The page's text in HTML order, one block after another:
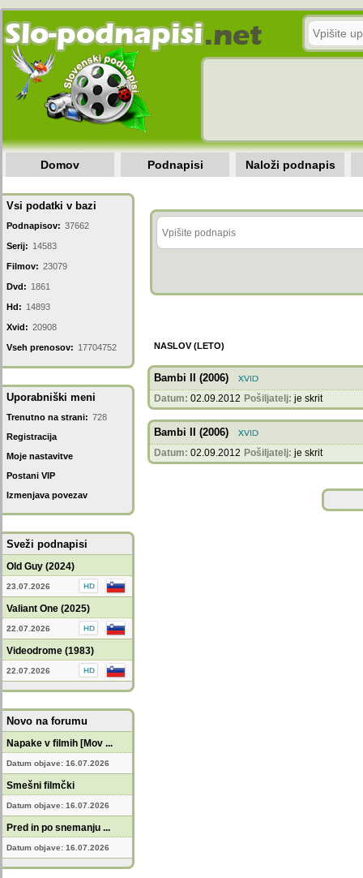
Domov Podnapisi Naloži podnapis
Vsi podatki v bazi
Podnapisov: 37662
Serij: 14583
Filmov: 23079
Dvd: 1861
Hd: 14893
Xvid: 20908
Vseh prenosov: 17704752
Uporabniški meni
Trenutno na strani: 728
Registracija
Moje nastavitve
Postani VIP
Izmenjava povezav
Sveži podnapisi
Old Guy (2024)
23.07.2026
Valiant One (2025)
22.07.2026
Videodrome (1983)
22.07.2026
Novo na forumu
Napake v filmih [Mov ...
Datum objave: 16.07.2026
Smešni filmčki
Datum objave: 16.07.2026
Pred in po snemanju ...
Datum objave: 16.07.2026
NASLOV (LETO)
Bambi II (2006)
Datum: 02.09.2012 Pošiljatelj: je skrit
Bambi II (2006)
Datum: 02.09.2012 Pošiljatelj: je skrit